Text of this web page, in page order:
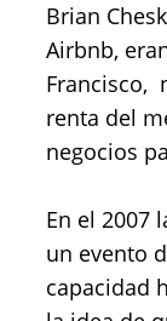
Brian
Airbnb,
Francisco,
renta del
negocios
En el 2007
un evento
capacidad